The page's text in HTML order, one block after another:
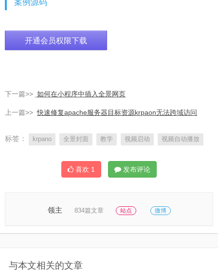
案例源码
开通会员权限下载
下一篇>> 如何在小程序中插入全景网页
上一篇>>快速修复apache服务器目标资源krpaon无法跨域访问
标签： krpano 全景封面 教学 视频启动 视频自动播放
喜欢 1 发布评论
领主 834篇文章 站点 微博
与本文相关的文章